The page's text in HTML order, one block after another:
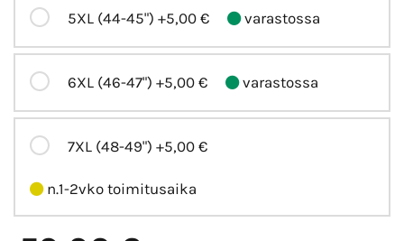
5XL (44-45") +5,00 € varastossa
6XL (46-47") +5,00 € varastossa
7XL (48-49") +5,00 €
n.1-2vko toimitusaika